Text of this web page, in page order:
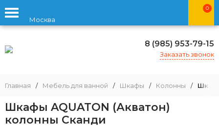
Москва
0
8 (985) 953-79-15
Заказать звонок
Главная / Мебель для ванной / Шкафы / Колонны /
Шкафы AQUATON (Акватон)
колонны Сканди